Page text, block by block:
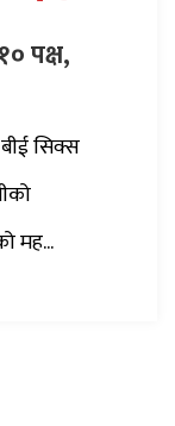
पक्ष,
सिक्स
मह...